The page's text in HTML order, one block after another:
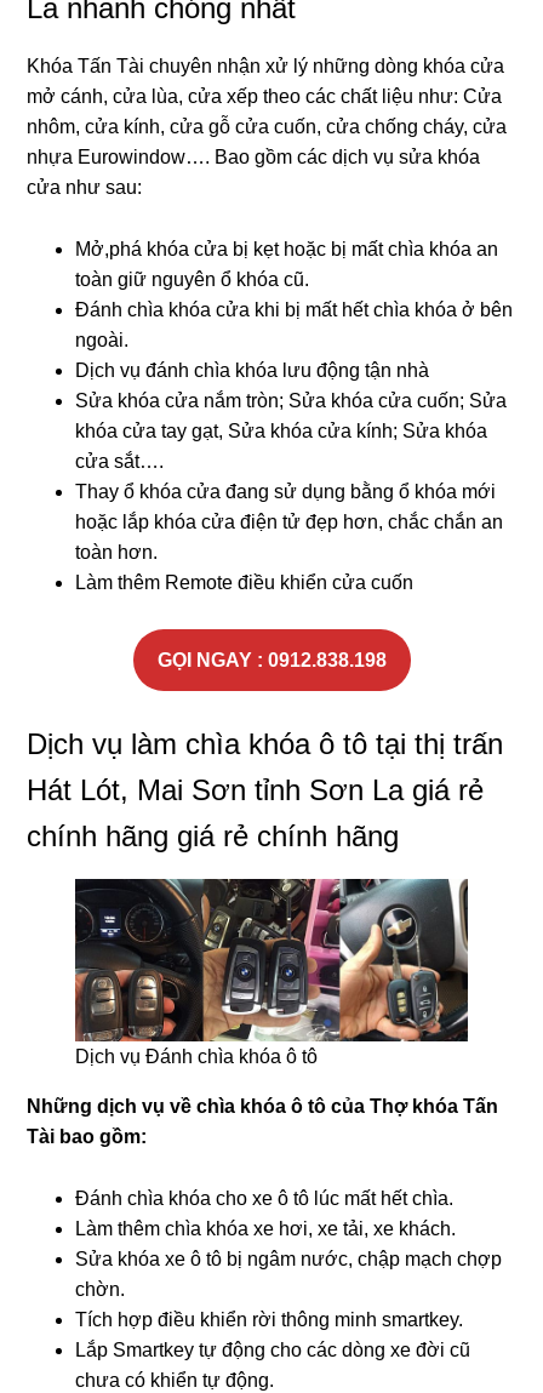
La nhanh chóng nhất
Khóa Tấn Tài chuyên nhận xử lý những dòng khóa cửa
mở cánh, cửa lùa, cửa xếp theo các chất liệu như: Cửa
nhôm, cửa kính, cửa gỗ cửa cuốn, cửa chống cháy, cửa
nhựa Eurowindow…. Bao gồm các dịch vụ sửa khóa
cửa như sau:
Mở,phá khóa cửa bị kẹt hoặc bị mất chìa khóa an
toàn giữ nguyên ổ khóa cũ.
Đánh chìa khóa cửa khi bị mất hết chìa khóa ở bên
ngoài.
Dịch vụ đánh chìa khóa lưu động tận nhà
Sửa khóa cửa nắm tròn; Sửa khóa cửa cuốn; Sửa
khóa cửa tay gạt, Sửa khóa cửa kính; Sửa khóa
cửa sắt….
Thay ổ khóa cửa đang sử dụng bằng ổ khóa mới
hoặc lắp khóa cửa điện tử đẹp hơn, chắc chắn an
toàn hơn.
Làm thêm Remote điều khiển cửa cuốn
GỌI NGAY : 0912.838.198
Dịch vụ làm chìa khóa ô tô tại thị trấn
Hát Lót, Mai Sơn tỉnh Sơn La giá rẻ
chính hãng giá rẻ chính hãng
Dịch vụ Đánh chìa khóa ô tô
Những dịch vụ về chìa khóa ô tô của Thợ khóa Tấn
Tài bao gồm:
Đánh chìa khóa cho xe ô tô lúc mất hết chìa.
Làm thêm chìa khóa xe hơi, xe tải, xe khách.
Sửa khóa xe ô tô bị ngâm nước, chập mạch chợp
chờn.
Tích hợp điều khiển rời thông minh smartkey.
Lắp Smartkey tự động cho các dòng xe đời cũ
chưa có khiển tự động.